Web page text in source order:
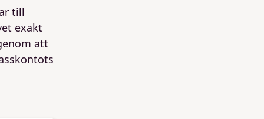
till
exakt
att